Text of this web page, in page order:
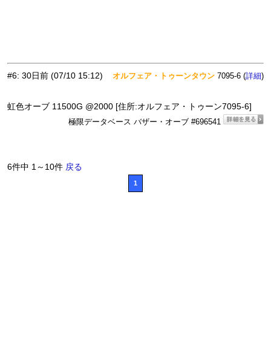
#6: 30日前 (07/10 15:12) オルフェア・トゥーンタウン 7095-6 (詳細)
虹色オーブ 11500G @2000 [住所:オルフェア・トゥーン7095-6]
極限データベース バザー・オーブ #696541
6件中 1～10件 戻る
1